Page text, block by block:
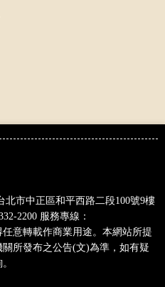
北市中正區和平西路二段100號9樓
2200 服務專線：
意轉載作商業用途。本網站所提
所發布之公告(文)為準，如有疑